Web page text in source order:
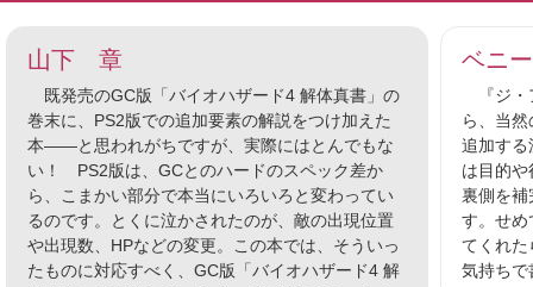
山下 章
既発売のGC版「バイオハザード4 解体真書」の
巻末に、PS2版での追加要素の解説をつけ加えた
本――と思われがちですが、実際にはとんでもな
い！ PS2版は、GCとのハードのスペック差か
ら、こまかい部分で本当にいろいろと変わってい
るのです。とくに泣かされたのが、敵の出現位置
や出現数、HPなどの変更。この本では、そういっ
たものに対応すべく、GC版「バイオハザード4 解
ベニ
『ジ・
ら、当
追加する
は目的
裏側を補
す。せめ
てくれ
気持ちで